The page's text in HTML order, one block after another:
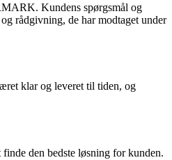
Kundens spørgsmål og
rådgivning, de har modtaget under
klar og leveret til tiden, og
den bedste løsning for kunden.